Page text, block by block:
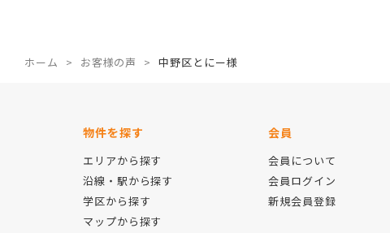
ホーム お客様の声 中野区とにー様
物件を探す
エリアから探す
沿線・駅から探す
学区から探す
マップから探す
会員
会員について
会員ログイン
新規会員登録